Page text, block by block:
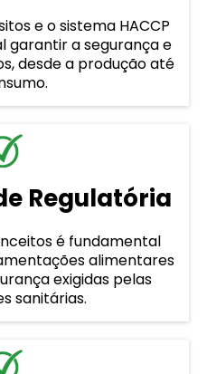
e o sistema HACCP
garantir a segurança e
desde a produção até
Regulatória
é fundamental
alimentares
exigidas pelas
sanitárias.